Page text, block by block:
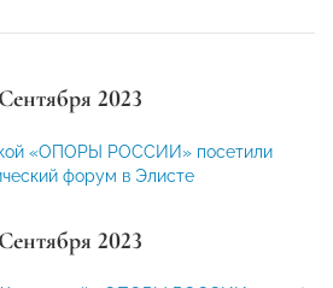
2023
«ОПОРЫ РОССИИ» посетили
форум в Элисте
2023